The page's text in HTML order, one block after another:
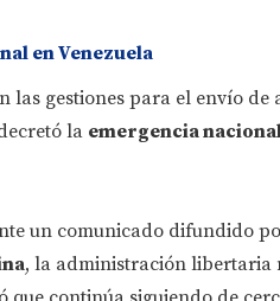
en Venezuela
las gestiones para el envío
la emergencia
un comunicado difundido
, la administración libertaria